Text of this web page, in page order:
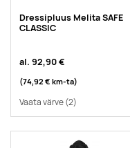
Dressipluus Melita SAFE
CLASSIC
al. 92,90 €
(74,92 € km-ta)
Vaata värve(2)